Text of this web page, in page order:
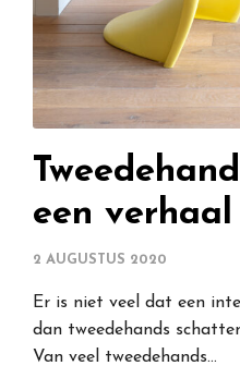
een verhaal
2 AUGUSTUS 2020
Er is niet veel dat een
dan tweedehands
Van veel tweedehands…